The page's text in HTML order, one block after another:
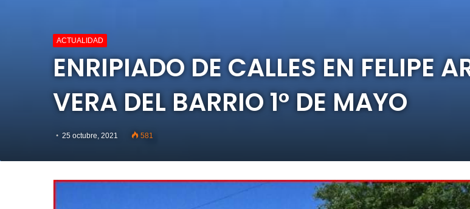
ACTUALIDAD
ENRIPIADO DE CALLES EN FELIPE
VERA DEL BARRIO 1° DE MAYO
25 octubre, 2021 581